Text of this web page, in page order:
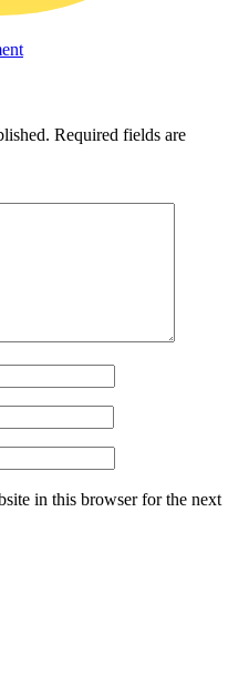
Required fields are
in this browser for the next